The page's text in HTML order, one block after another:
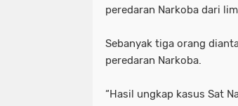
peredaran Narkoba dari
Sebanyak tiga orang
peredaran Narkoba.
“Hasil ungkap kasus Sat